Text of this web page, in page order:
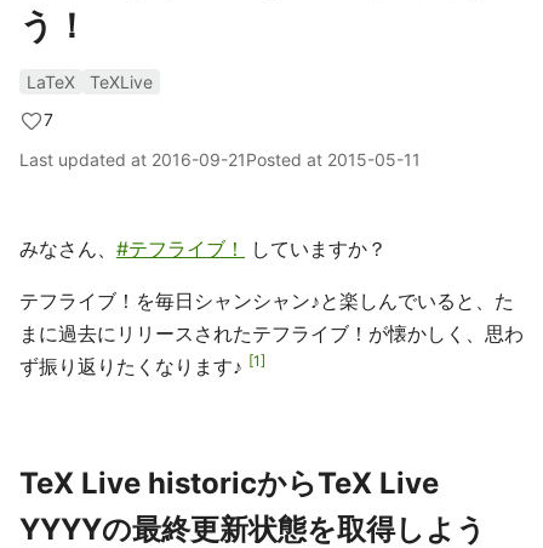
う！
LaTeX
TeXLive
7
Last updated at 2016-09-21Posted at 2015-05-11
みなさん、 #テフライブ！ していますか？
テフライブ！を毎日シャンシャン♪と楽しんでいると、た
まに過去にリリースされたテフライブ！が懐かしく、思わ
ず振り返りたくなります♪
1
TeX Live historicからTeX Live
YYYYの最終更新状態を取得しよう